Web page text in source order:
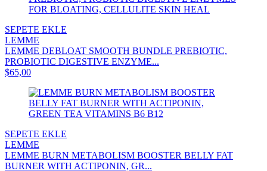
SEPETE EKLE
LEMME
LEMME DEBLOAT SMOOTH BUNDLE PREBIOTIC,
PROBIOTIC DIGESTIVE ENZYME...
$65,00
SEPETE EKLE
LEMME
LEMME BURN METABOLISM BOOSTER BELLY FAT
BURNER WITH ACTIPONIN, GR...